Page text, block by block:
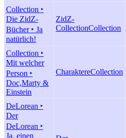
Collection ‣
Die ZidZ-
Bücher ‣ Ja
natürlich!
ZidZ-
CollectionCollection
Collection ‣
Mit welcher
Person ‣
Doc,Marty &
Einstein
CharaktereCollection
DeLorean ‣
Der
DeLorean ‣
Ja, einen